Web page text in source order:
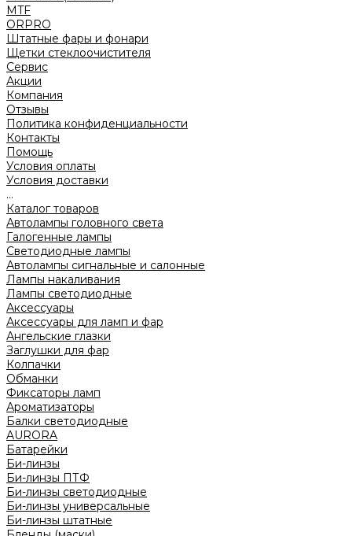
MTF
ORPRO
Штатные фары и фонари
Щетки стеклоочистителя
Сервис
Акции
Компания
Отзывы
Политика конфиденциальности
Контакты
Помощь
Условия оплаты
Условия доставки
...
Каталог товаров
Автолампы головного света
Галогенные лампы
Светодиодные лампы
Автолампы сигнальные и салонные
Лампы накаливания
Лампы светодиодные
Аксессуары
Аксессуары для ламп и фар
Ангельские глазки
Заглушки для фар
Колпачки
Обманки
Фиксаторы ламп
Ароматизаторы
Балки светодиодные
AURORA
Батарейки
Би-линзы
Би-линзы ПТФ
Би-линзы светодиодные
Би-линзы универсальные
Би-линзы штатные